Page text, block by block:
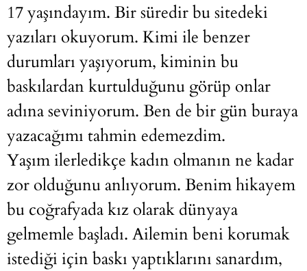
17 yaşındayım. Bir süredir bu sitedeki
yazıları okuyorum. Kimi ile benzer
durumları yaşıyorum, kiminin bu
baskılardan kurtulduğunu görüp onlar
adına seviniyorum. Ben de bir gün buraya
yazacağımı tahmin edemezdim.
Yaşım ilerledikçe kadın olmanın ne kadar
zor olduğunu anlıyorum. Benim hikayem
bu coğrafyada kız olarak dünyaya
gelmemle başladı. Ailemin beni korumak
istediği için baskı yaptıklarını sanardım,